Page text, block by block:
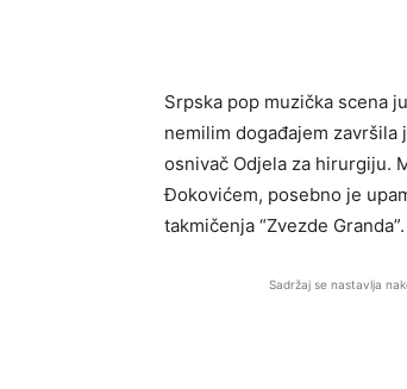
Srpska pop muzička scena
nemilim događajem
osnivač Odjela za hirurgiju.
Đokovićem, posebno je
takmičenja “Zvezde Granda”.
Sadržaj se nastavlja